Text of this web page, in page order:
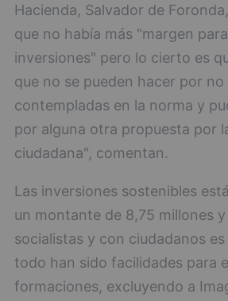
Hacienda, Salvador de
que no había más "margen
inversiones" pero lo cierto es
que no se pueden hacer por no
contempladas en la norma y
por alguna otra propuesta por
ciudadana", comentan.
Las inversiones sostenibles
un montante de 8,75 millones
socialistas y con ciudadanos
todo han sido facilidades para
formaciones, excluyendo a